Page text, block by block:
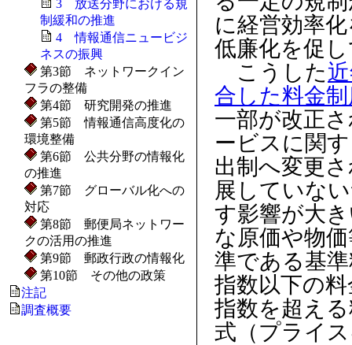
3 放送分野における規
制緩和の推進
4 情報通信ニュービジ
ネスの振興
第3節 ネットワークイン
フラの整備
第4節 研究開発の推進
第5節 情報通信高度化の
環境整備
第6節 公共分野の情報化
の推進
第7節 グローバル化への
対応
第8節 郵便局ネットワー
クの活用の推進
第9節 郵政行政の情報化
第10節 その他の政策
注記
調査概要
に経営効率
低廉化を促
こうした
合した料金
一部が改正
ービスに関
出制へ変更
展していな
す影響が大
な原価や物
準である基
指数以下の
指数を超え
式（プライ